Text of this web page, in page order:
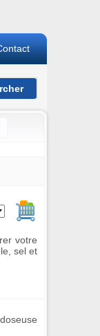
votre
sel et